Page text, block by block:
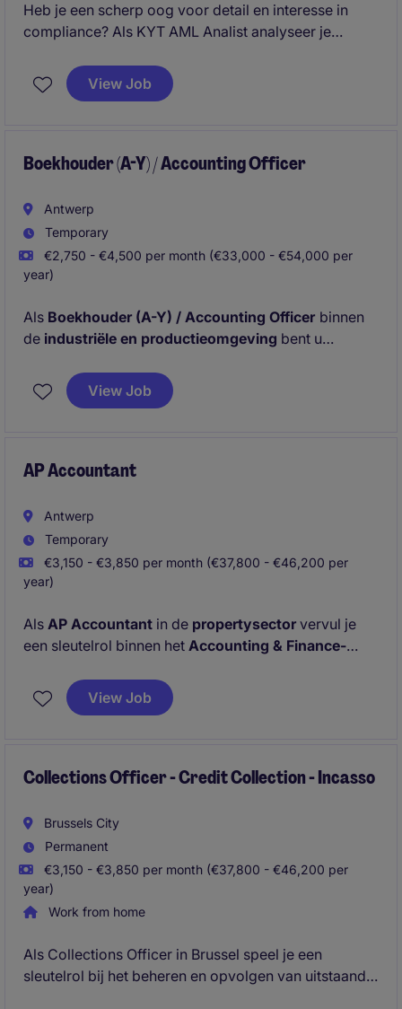
Heb je een scherp oog voor detail en interesse in
compliance? Als KYT AML Analist analyseer je
onderzoeken naar mogelijke witwaspraktijken
binnen een professionele financiële omgeving.
View Job
Boekhouder (A-Y) / Accounting Officer
Antwerp
Temporary
€2,750 - €4,500 per month (€33,000 - €54,000 per
year)
Als Boekhouder (A-Y) / Accounting Officer binnen
de industriële en productieomgeving bent u
boekhoudcyclus. U speelt een sleutelrol in de
dagelijkse boekhouding, financiële rapportering en
View Job
AP Accountant
Antwerp
Temporary
€3,150 - €3,850 per month (€37,800 - €46,200 per
year)
Als AP Accountant in de propertysector vervul je
een sleutelrol binnen het Accounting & Finance-
van financiële gegevens en draagt actief bij aan een
efficiënte en correcte uitvoering van de
View Job
Collections Officer - Credit Collection - Incasso
Brussels City
Permanent
€3,150 - €3,850 per month (€37,800 - €46,200 per
year)
Work from home
Als Collections Officer in Brussel speel je een
sleutelrol bij het beheren en opvolgen van uitstaande